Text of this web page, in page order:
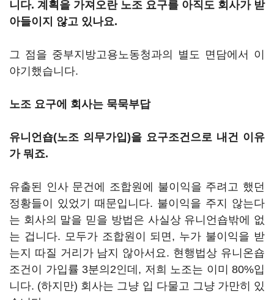
니다. 계획을 가져오란 노조 요구를 아직도 회사가 받
아들이지 않고 있나요.
그 점을 중부지방고용노동청과의 별도 면담에서 이
야기했습니다.
노조 요구에 회사는 묵묵부답
유니언숍(노조 의무가입)을 요구조건으로 내건 이유
가 뭐죠.
유출된 인사 문건에 조합원에 불이익을 주려고 했던
정황들이 있었기 때문입니다. 불이익을 주지 않는다
는 회사의 말을 믿을 방법은 사실상 유니언숍밖에 없
는 겁니다. 모두가 조합원이 되면, 누가 불이익을 받
는지 따질 거리가 남지 않아서요. 현행법상 유니온숍
조건이 가입률 3분의2인데, 저희 노조는 이미 80%입
니다. (하지만) 회사는 그냥 입 다물고 그냥 가만히 있